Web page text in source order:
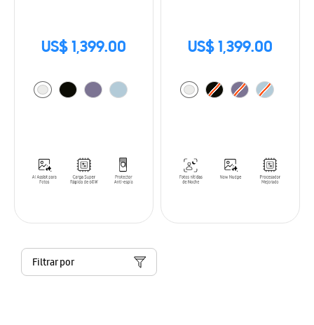
US$ 1,399.00 US$ 1,399.00
Filtrar por